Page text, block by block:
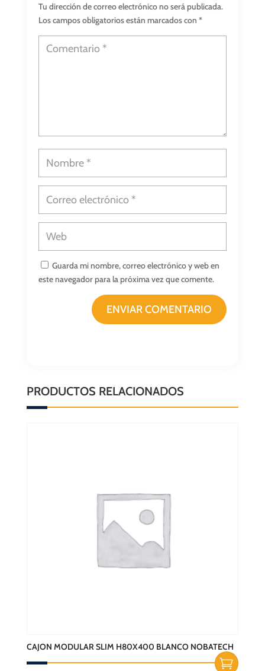
Tu dirección de correo electrónico no será publicada.
Los campos obligatorios están marcados con *
Guarda mi nombre, correo electrónico y web en
este navegador para la próxima vez que comente.
ENVIAR COMENTARIO
PRODUCTOS RELACIONADOS
CAJON MODULAR SLIM H80X400 BLANCO NOBATECH